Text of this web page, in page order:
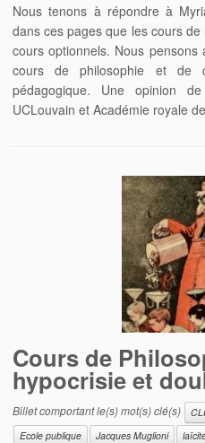
Nous tenons à répondre à
dans ces pages que les cours
cours optionnels. Nous
cours de philosophie et de
pédagogique. Une opinion
UCLouvain et Académie royale
Cours de
hypocrisie et
Billet comportant le(s) mot(s) clé(s)
Ecole publique
Jacques Muglioni